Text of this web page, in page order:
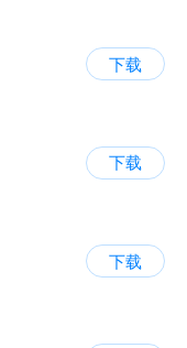
下载
下载
下载